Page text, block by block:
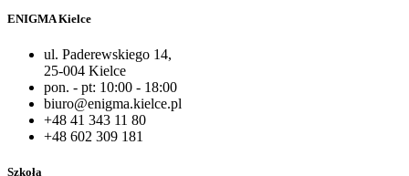
ENIGMA Kielce
ul. Paderewskiego 14,
25-004 Kielce
pon. - pt: 10:00 - 18:00
biuro@enigma.kielce.pl
+48 41 343 11 80
+48 602 309 181
Szkoła